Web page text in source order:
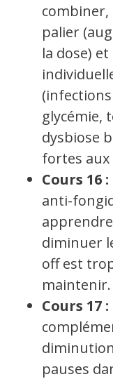
combiner,
palier
la dose)
glycémie,
dysbiose
fortes
Cours 16 :
anti-
diminuer
off est
maintenir.
Cours 17 :
pauses